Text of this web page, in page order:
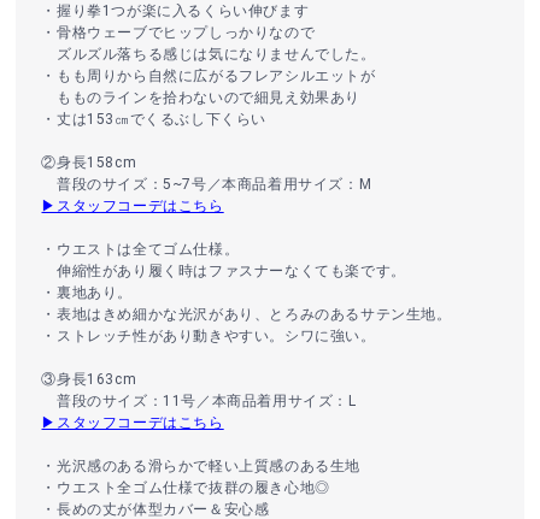
・握り拳1つが楽に入るくらい伸びます
・骨格ウェーブでヒップしっかりなので
ズルズル落ちる感じは気になりませんでした。
・もも周りから自然に広がるフレアシルエットが
もものラインを拾わないので細見え効果あり
・丈は153㎝でくるぶし下くらい
②身長158cm
普段のサイズ：5~7号／本商品着用サイズ：M
▶スタッフコーデはこちら
・ウエストは全てゴム仕様。
伸縮性があり履く時はファスナーなくても楽です。
・裏地あり。
・表地はきめ細かな光沢があり、とろみのあるサテン生地。
・ストレッチ性があり動きやすい。シワに強い。
③身長163cm
普段のサイズ：11号／本商品着用サイズ：L
▶スタッフコーデはこちら
・光沢感のある滑らかで軽い上質感のある生地
・ウエスト全ゴム仕様で抜群の履き心地◎
・長めの丈が体型カバー＆安心感